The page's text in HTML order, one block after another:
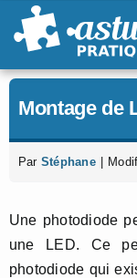
Passer
au
Montage de
Par Stéphane
Une photodiode
une LED. Ce
photodiode qui